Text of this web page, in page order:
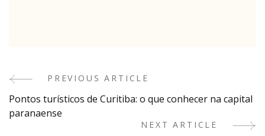
Post
Navigation
PREVIOUS ARTICLE
Pontos turísticos de Curitiba: o que conhecer na capital
paranaense
NEXT ARTICLE